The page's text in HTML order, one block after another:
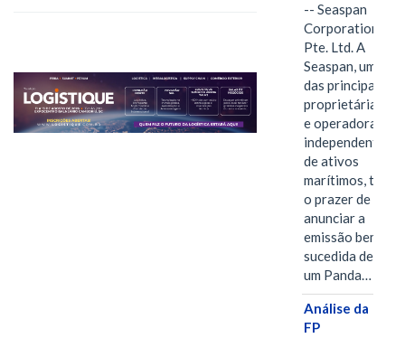
-- Seaspan
Corporation
Pte. Ltd. A
Seaspan, uma
das principais
proprietárias
e operadoras
independentes
de ativos
marítimos, tem
o prazer de
anunciar a
emissão bem-
sucedida de
um Panda…
Análise da
FP